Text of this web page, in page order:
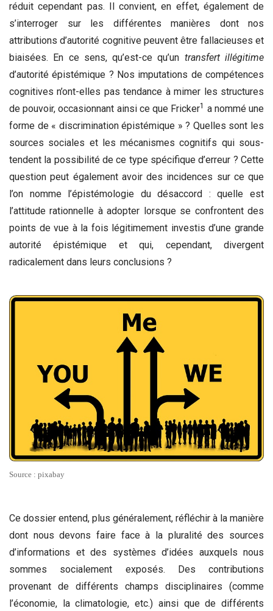
réduit cependant pas. Il convient, en effet, également de
s’interroger sur les différentes manières dont nos
attributions d’autorité cognitive peuvent être fallacieuses et
biaisées. En ce sens, qu’est-ce qu’un transfert illégitime
d’autorité épistémique ? Nos imputations de compétences
cognitives n’ont-elles pas tendance à mimer les structures
de pouvoir, occasionnant ainsi ce que Fricker1 a nommé une
forme de « discrimination épistémique » ? Quelles sont les
sources sociales et les mécanismes cognitifs qui sous-
tendent la possibilité de ce type spécifique d’erreur ? Cette
question peut également avoir des incidences sur ce que
l’on nomme l’épistémologie du désaccord : quelle est
l’attitude rationnelle à adopter lorsque se confrontent des
points de vue à la fois légitimement investis d’une grande
autorité épistémique et qui, cependant, divergent
radicalement dans leurs conclusions ?
Source : pixabay
Ce dossier entend, plus généralement, réfléchir à la manière
dont nous devons faire face à la pluralité des sources
d’informations et des systèmes d’idées auxquels nous
sommes socialement exposés. Des contributions
provenant de différents champs disciplinaires (comme
l’économie, la climatologie, etc.) ainsi que de différents